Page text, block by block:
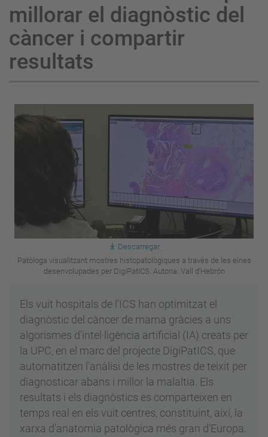
millorar el diagnòstic del
càncer i compartir
resultats
Descarregar
Patòloga visualitzant mostres histopatològiques a través de les eines
desenvolupades per DigiPatICS. Autoria: Vall d'Hebrón
Els vuit hospitals de l’ICS han optimitzat el
diagnòstic del càncer de mama gràcies a uns
algorismes d’intel·ligència artificial (IA) creats per
la UPC, en el marc del projecte DigiPatICS, que
automatitzen l’anàlisi de les mostres de teixit per
diagnosticar abans i millor la malaltia. Els
resultats i els diagnòstics es comparteixen en
temps real en els vuit centres, constituint, així, la
xarxa d’anatomia patològica més gran d’Europa.